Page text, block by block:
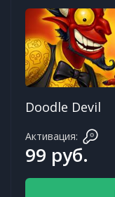
Doodle Devil
Активация:
99 руб.